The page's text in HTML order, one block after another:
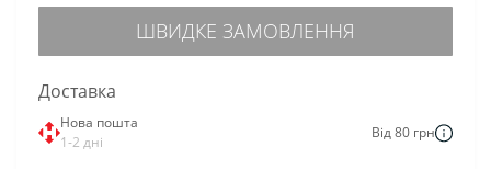
ШВИДКЕ ЗАМОВЛЕННЯ
Доставка
Нова пошта
1-2 дні
Від 80 грн